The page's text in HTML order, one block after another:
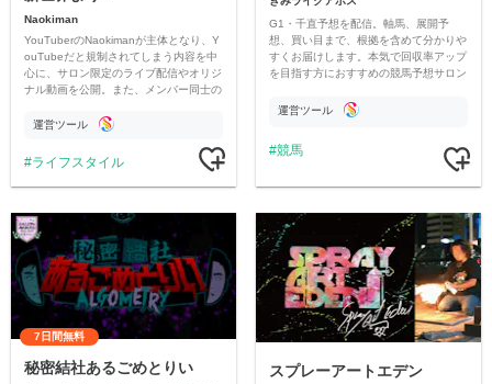
Naokiman
YouTuberのNaokimanが主体となり、Y
ouTubeだと規制されてしまう内容を中
心に、サロン限定のライブ配信やオリジ
ナル動画を公開。また、メンバー同士の
ただいています。
運営ツール
ライフスタイル
G1・千直予想を配信。軸馬、展開予
想、買い目まで、根拠を含めて分かりや
すくお届けします。本気で回収率アップ
を目指す方におすすめの競馬予想サロン
運営ツール
競馬
7日間無料
秘密結社あるごめとりい スプレーアートエデン